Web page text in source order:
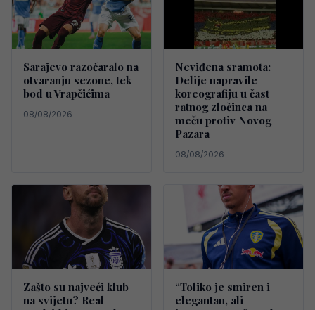
Sarajevo razočaralo na
otvaranju sezone, tek
bod u Vrapčićima
08/08/2026
Neviđena sramota:
Delije napravile
koreografiju u čast
ratnog zločinca na
meču protiv Novog
Pazara
08/08/2026
Zašto su najveći klub
na svijetu? Real
“Toliko je smiren i
elegantan, ali